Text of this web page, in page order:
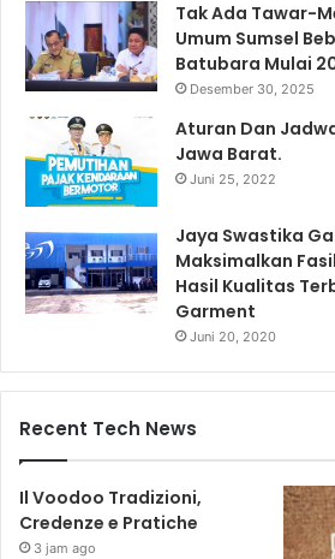
Tak Ada Tawar-
Umum Sumsel
Batubara Mulai
Desember 30, 2025
Aturan Dan
Jawa Barat.
Juni 25, 2022
Jaya Swastika
Maksimalkan
Hasil Kualitas
Garment
Juni 20, 2020
Recent Tech News
Il Voodoo Tradizioni,
Credenze e Pratiche
3 jam ago